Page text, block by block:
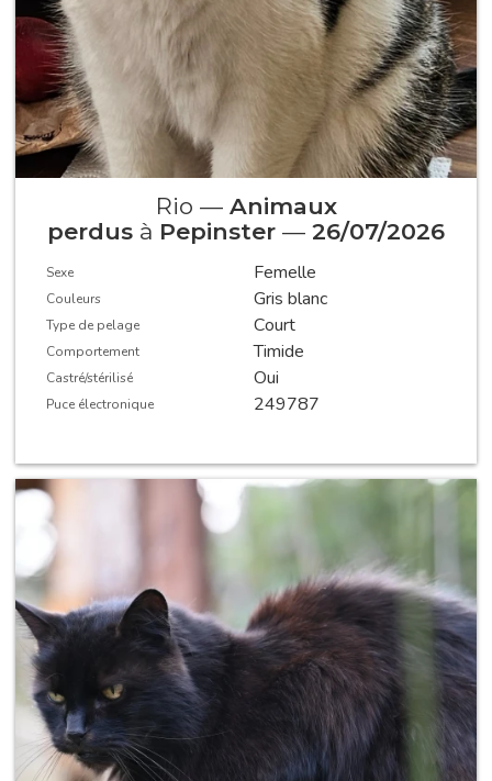
Rio — Animaux
perdus à Pepinster — 26/07/2026
Sexe Femelle
Couleurs Gris blanc
Type de pelage Court
Comportement Timide
Castré/stérilisé Oui
Puce électronique 249787